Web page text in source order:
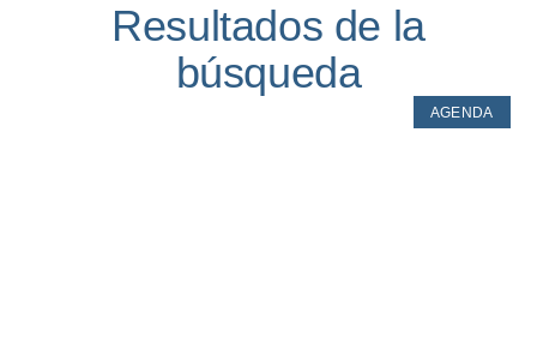
Resultados de la
búsqueda
AGENDA